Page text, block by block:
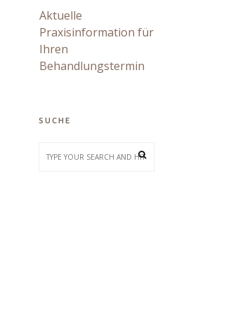
Aktuelle
Praxisinformation für
Ihren
Behandlungstermin
SUCHE